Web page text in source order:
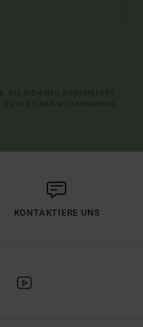
KONTAKTIERE UNS